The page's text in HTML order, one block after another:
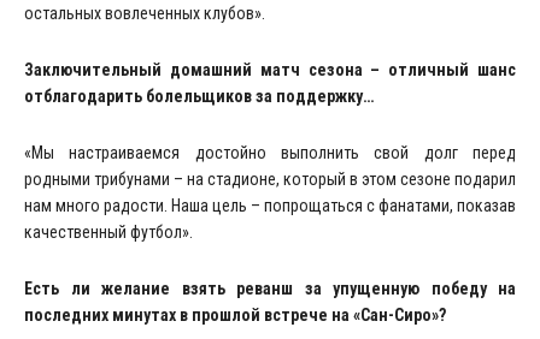
остальных вовлеченных клубов».
Заключительный домашний матч сезона – отличный шанс
отблагодарить болельщиков за поддержку…
«Мы настраиваемся достойно выполнить свой долг перед
родными трибунами – на стадионе, который в этом сезоне подарил
нам много радости. Наша цель – попрощаться с фанатами, показав
качественный футбол».
Есть ли желание взять реванш за упущенную победу на
последних минутах в прошлой встрече на «Сан-Сиро»?